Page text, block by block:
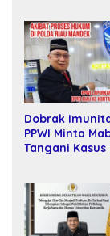
Dobrak
PPWI Minta
Tangani Kasus